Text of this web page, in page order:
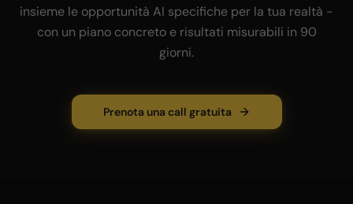
insieme le opportunità AI specifiche per la tua realtà -
con un piano concreto e risultati misurabili in 90
giorni.
Prenota una call gratuita